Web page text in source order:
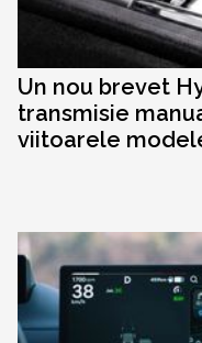
Un nou brevet
transmisie
viitoarele